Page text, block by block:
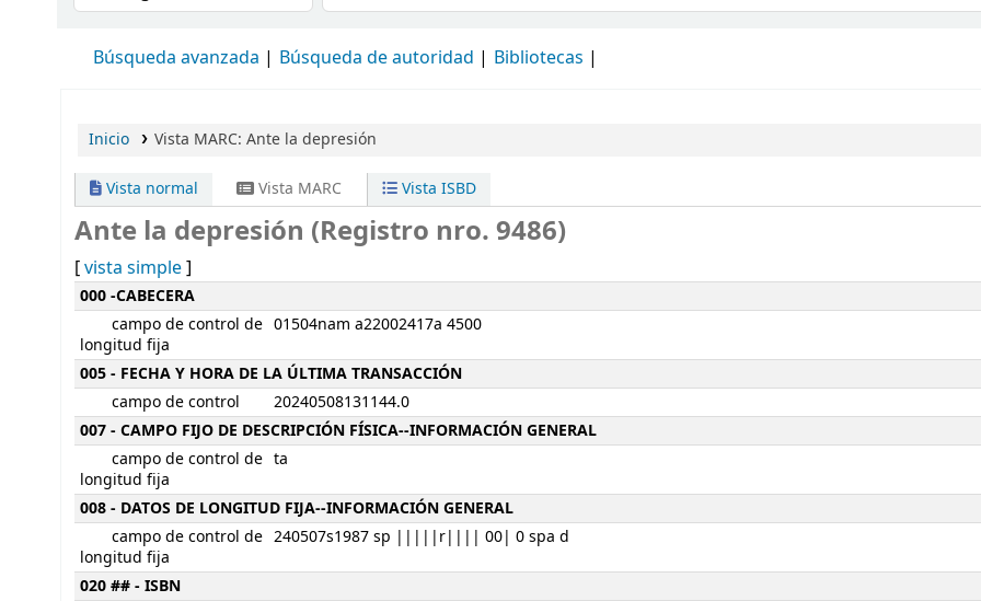
Búsqueda avanzada Búsqueda de autoridad Bibliotecas
Inicio Vista MARC: Ante la depresión
Vista normal Vista MARC Vista ISBD
Ante la depresión (Registro nro. 9486)
[vista simple]
Detalles MARC
000 -CABECERA
campo de control de
longitud fija
01504nam a22002417a 4500
005 - FECHA Y HORA DE LA ÚLTIMA TRANSACCIÓN
campo de control
20240508131144.0
007 - CAMPO FIJO DE DESCRIPCIÓN FÍSICA--INFORMACIÓN GENERAL
campo de control de
longitud fija
ta
008 - DATOS DE LONGITUD FIJA--INFORMACIÓN GENERAL
campo de control de
longitud fija
240507s1987 sp |||||r|||| 00| 0 spa d
020 ## - ISBN